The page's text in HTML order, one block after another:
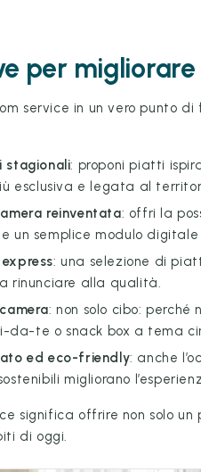
per
service in un vero punto
stagionali: proponi piatti
esclusiva e legata al
reinventata: offri la
un semplice modulo digitale
: una selezione di
rinunciare alla qualità.
: non solo cibo: perché
da-te o snack box a tema
ed eco-friendly: anche
migliorano
significa offrire non solo
di oggi.